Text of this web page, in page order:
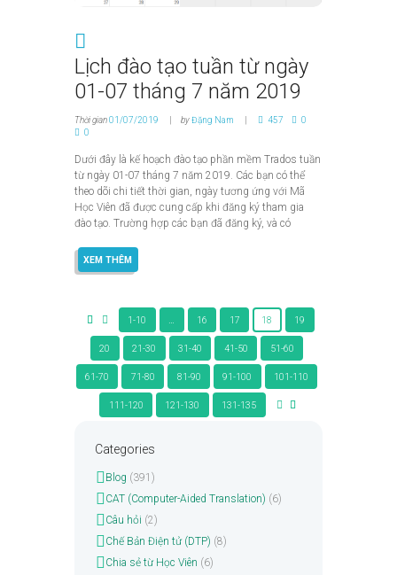
Lịch đào tạo tuần từ ngày
01-07 tháng 7 năm 2019
Thời gian01/07/2019 byĐặng Nam 457
0
0
Dưới đây là kế hoạch đào tạo phần mềm Trados tuần
từ ngày 01-07 tháng 7 năm 2019. Các bạn có thể
theo dõi chi tiết thời gian, ngày tương ứng với Mã
Học Viên đã được cung cấp khi đăng ký tham gia
đào tạo. Trường hợp các bạn đã đăng ký, và có
XEM THÊM
1-10 … 16 17 18 19
20 21-30 31-40 41-50 51-60
61-70 71-80 81-90 91-100 101-110
111-120 121-130 131-135
Categories
Blog (391)
CAT (Computer-Aided Translation) (6)
Câu hỏi (2)
Chế Bản Điện tử (DTP) (8)
Chia sẻ từ Học Viên (6)